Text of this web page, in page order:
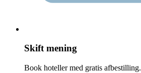
Skift mening
Book hoteller med gratis afbestilling.